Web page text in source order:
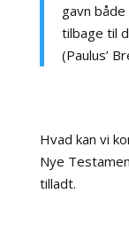
gavn
tilbage til
(Paulus’
Hvad kan vi
Nye
tilladt.